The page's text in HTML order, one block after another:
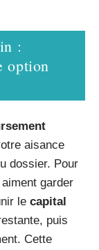
:
option
aisance
dossier. Pour
garder
le capital
puis
Cette